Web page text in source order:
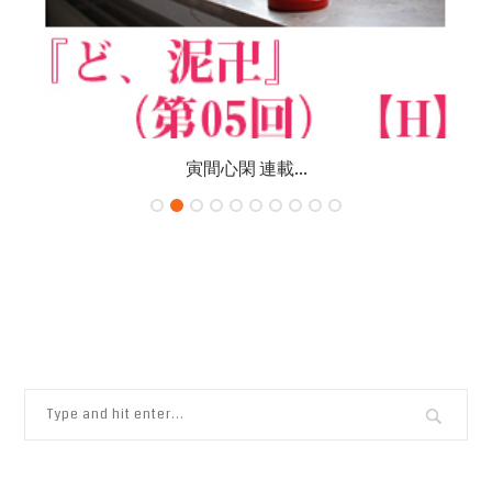
寅間心閑 連載...